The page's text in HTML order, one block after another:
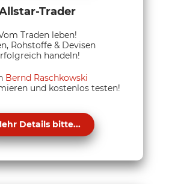
Trader
Traden leben!
Rohstoffe & Devisen
handeln!
Bernd Raschkowski
und kostenlos testen!
Details bitte...